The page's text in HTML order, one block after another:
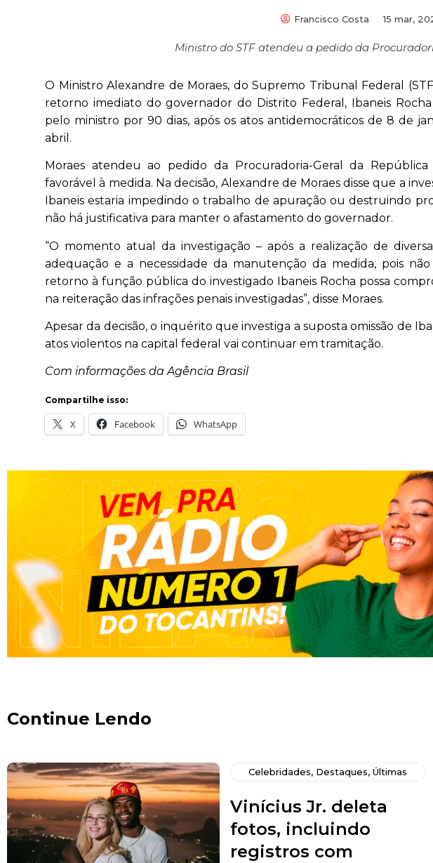
Francisco Costa 15 mar,
Ministro do STF atendeu a pedido da
O Ministro Alexandre de Moraes, do Supremo Tribunal Federal
retorno imediato do governador do Distrito Federal, Ibaneis Rocha
pelo ministro por 90 dias, após os atos antidemocráticos de 8 de
abril.
Moraes atendeu ao pedido da Procuradoria-Geral da
favorável à medida. Na decisão, Alexandre de Moraes disse que a
Ibaneis estaria impedindo o trabalho de apuração ou destruindo
não há justificativa para manter o afastamento do governador.
“O momento atual da investigação – após a realização de
adequação e a necessidade da manutenção da medida, pois
retorno à função pública do investigado Ibaneis Rocha possa
na reiteração das infrações penais investigadas”, disse Moraes.
Apesar da decisão, o inquérito que investiga a suposta omissão de
atos violentos na capital federal vai continuar em tramitação.
Com informações da Agência Brasil
Compartilhe isso:
X Facebook WhatsApp
Continue Lendo
Celebridades, Destaques, Últimas
Vinícius Jr. deleta
fotos, incluindo
registros com